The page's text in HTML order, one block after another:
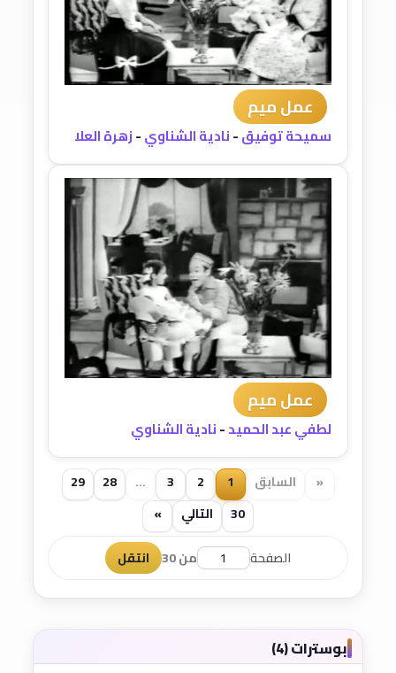
عمل ميم
سميحة توفيق-نادية الشناوي-زهرة العلا
عمل ميم
لطفي عبد الحميد-نادية الشناوي
« السابق 1
2
3
...
28
29
30
التالي
»
الصفحة
من 30 انتقل
بوسترات (4)